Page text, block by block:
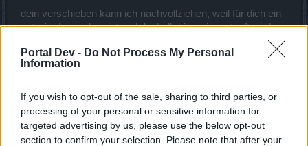
Portal Dev - Do Not Process My Personal
Information
If you wish to opt-out of the sale, sharing to third parties, or
processing of your personal or sensitive information for
targeted advertising by us, please use the below opt-out
section to confirm your selection. Please note that after your
dein verschieben kann ich nachvollziehen, weil für dich ein
pet wie das andere ist und deshalb hier reingestopft wird,
und noch eine frage... wenn es keine neuen stimmen mehr